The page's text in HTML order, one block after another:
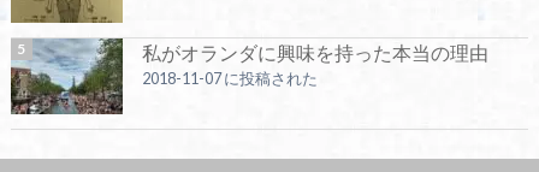
私がオランダに興味を持った本当の理由
2018-11-07 に投稿された